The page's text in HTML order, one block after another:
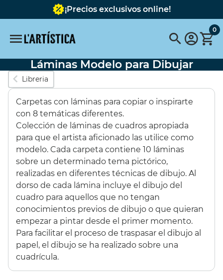
¡Precios exclusivos online!
Búsquedas populares
FABER CASTELL
Pebeo pebeo vitrail
Pintura
pastel schmincke Acuarela metalizada
Destacados
SET 6 COLORES
OPACOS 60ML
44,37 € (10%)
39,93 €
BASTIDOR
REDONDO CON
TELA 40 cms.
11,35 € (10%)
10,22 €
0
Láminas Modelo para Dibujar
Libreria
Carpetas con láminas para copiar o inspirarte
con 8 temáticas diferentes.
Colección de láminas de cuadros apropiada
para que el artista aficionado las utilice como
modelo. Cada carpeta contiene 10 láminas
sobre un determinado tema pictórico,
realizadas en diferentes técnicas de dibujo. Al
dorso de cada lámina incluye el dibujo del
cuadro para aquellos que no tengan
conocimientos previos de dibujo o que quieran
empezar a pintar desde el primer momento.
Para facilitar el proceso de traspasar el dibujo al
papel, el dibujo se ha realizado sobre una
cuadrícula.